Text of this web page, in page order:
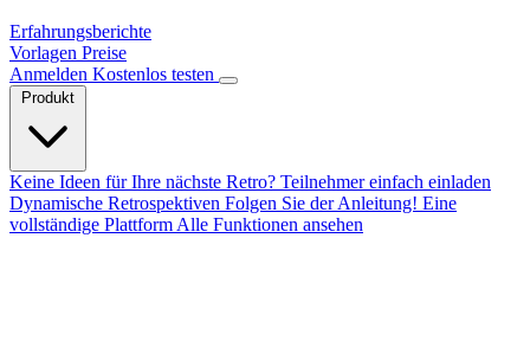
Erfahrungsberichte
Vorlagen Preise
Anmelden Kostenlos testen
Keine Ideen für Ihre nächste Retro? Teilnehmer einfach einladen
Dynamische Retrospektiven Folgen Sie der Anleitung! Eine
vollständige Plattform Alle Funktionen ansehen